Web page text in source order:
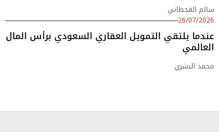
سالم القحطاني
26/07/2026
عندما يلتقي التمويل العقاري السعودي برأس المال
العالمي
محمد البشري